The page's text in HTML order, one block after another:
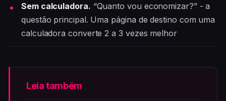
Sem calculadora. “Quanto vou economizar?” - a
questão principal. Uma página de destino com uma
calculadora converte 2 a 3 vezes melhor
Leia também